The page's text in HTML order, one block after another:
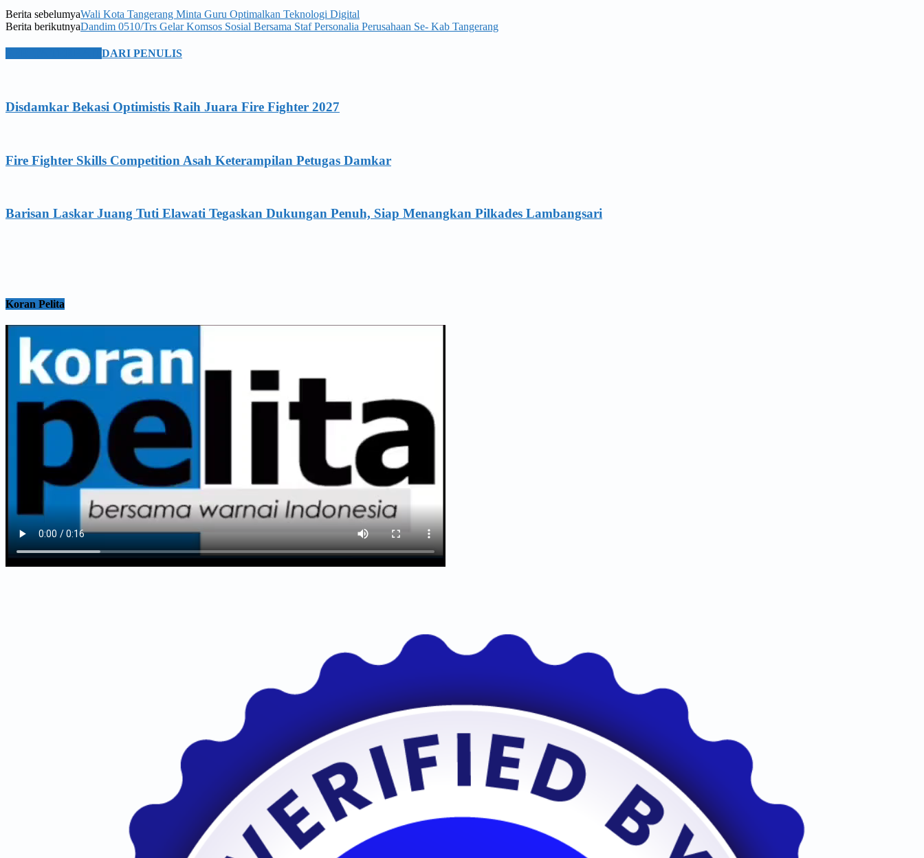
Berita sebelumyaWali Kota Tangerang Minta Guru Optimalkan Teknologi Digital
Berita berikutnyaDandim 0510/Trs Gelar Komsos Sosial Bersama Staf Personalia Perusahaan Se- Kab Tangerang
DARI PENULIS
Disdamkar Bekasi Optimistis Raih Juara Fire Fighter 2027
Fire Fighter Skills Competition Asah Keterampilan Petugas Damkar
Barisan Laskar Juang Tuti Elawati Tegaskan Dukungan Penuh, Siap Menangkan Pilkades Lambangsari
Koran Pelita